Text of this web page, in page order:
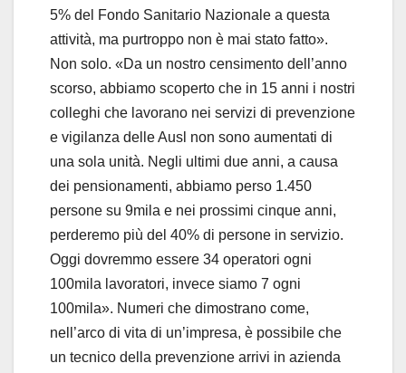
5% del Fondo Sanitario Nazionale a questa
attività, ma purtroppo non è mai stato fatto».
Non solo. «Da un nostro censimento dell’anno
scorso, abbiamo scoperto che in 15 anni i nostri
colleghi che lavorano nei servizi di prevenzione
e vigilanza delle Ausl non sono aumentati di
una sola unità. Negli ultimi due anni, a causa
dei pensionamenti, abbiamo perso 1.450
persone su 9mila e nei prossimi cinque anni,
perderemo più del 40% di persone in servizio.
Oggi dovremmo essere 34 operatori ogni
100mila lavoratori, invece siamo 7 ogni
100mila». Numeri che dimostrano come,
nell’arco di vita di un’impresa, è possibile che
un tecnico della prevenzione arrivi in azienda